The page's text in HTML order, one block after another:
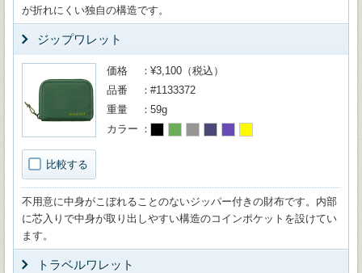
が折れにくい独自の構造です。
ジップワレット
比較する
価格
¥3,100（税込）
品番
#1133372
重量
59g
カラー
不用意に中身がこぼれることのないジッパー付きの財布です。内部
に芯入りで中身が取り出しやすい構造のコインポケットを設けてい
ます。
トラベルワレット